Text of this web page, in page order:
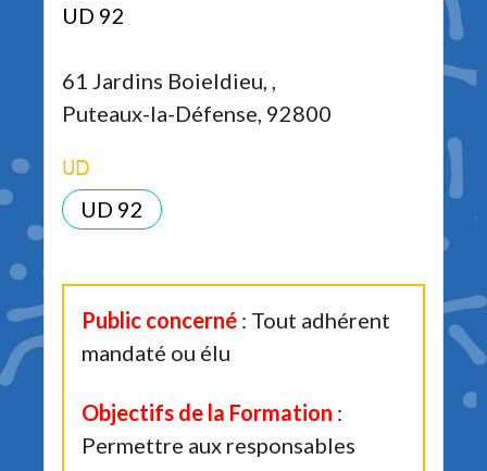
UD 92
61 Jardins Boieldieu, ,
Puteaux-la-Défense, 92800
UD
UD 92
Public concerné : Tout adhérent
mandaté ou élu
Objectifs de la Formation :
Permettre aux responsables